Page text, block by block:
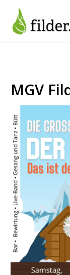
Inhalt
springen
MGV